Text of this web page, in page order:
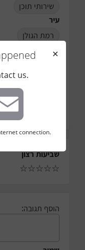
שירותי תוכן
עיר
רמת הגולן
טלפון
0504275117
כמה עובדים
כמה עובדים
שביעות רצון
☆
☆
☆
☆
☆
הוסף תגובה:
✕
us.
connection.